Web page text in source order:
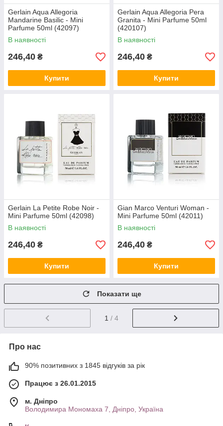
Gerlain Aqua Allegoria
Mandarine Basilic - Mini
Parfume 50ml (42097)
В наявності
246,40 ₴
Купити
Gerlain Aqua Allegoria Pera
Granita - Mini Parfume 50ml
(420107)
В наявності
246,40 ₴
Купити
Gerlain La Petite Robe Noir -
Mini Parfume 50ml (42098)
В наявності
246,40 ₴
Купити
Gian Marco Venturi Woman -
Mini Parfume 50ml (42011)
В наявності
246,40 ₴
Купити
Показати ще
1 / 4
Про нас
90% позитивних з 1845 відгуків за рік
Працює з 26.01.2015
м. Дніпро
Володимира Мономаха 7, Дніпро, Україна